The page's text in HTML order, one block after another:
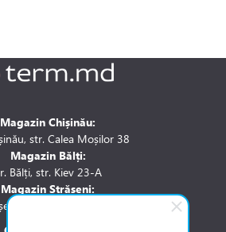
Magazin Chișinău:
str. Calea Moșilor 38
Magazin Bălți:
Bălți, str. Kiev 23-A
Magazin Strășeni:
str. Stefan cel Mare 1A